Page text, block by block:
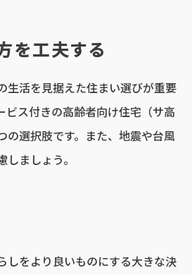
を工夫する
生活を見据えた住まい選びが重要
ビス付きの高齢者向け住宅（サ高
の選択肢です。また、地震や台風
ましょう。
しをより良いものにする大きな決